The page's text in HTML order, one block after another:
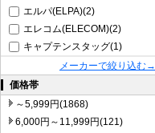
エルパ(ELPA)(2)
エレコム(ELECOM)(2)
キャプテンスタッグ(1)
メーカーで絞り込む→
価格帯
～5,999円(1868)
6,000円～11,999円(121)